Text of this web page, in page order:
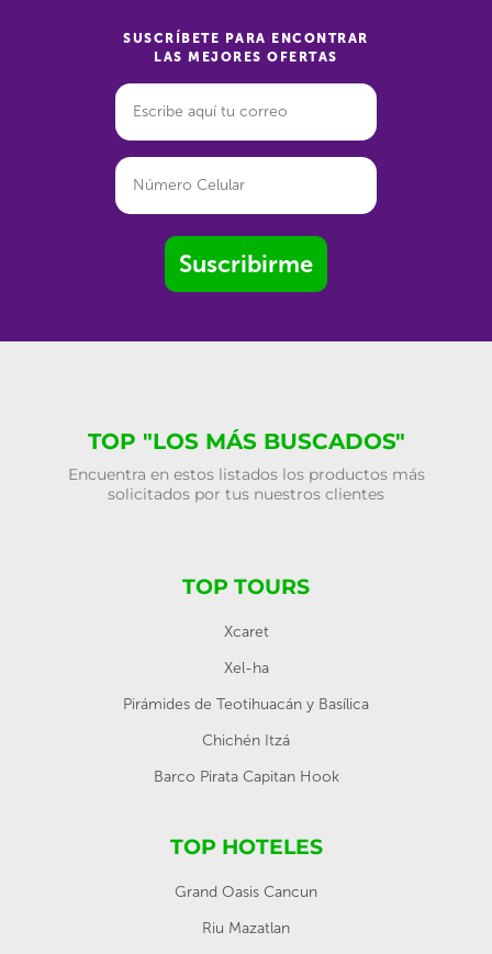
SUSCRÍBETE PARA ENCONTRAR
LAS MEJORES OFERTAS
Suscribirme
TOP "LOS MÁS BUSCADOS"
Encuentra en estos listados los productos más
solicitados por tus nuestros clientes
TOP TOURS
Xcaret
Xel-ha
Pirámides de Teotihuacán y Basílica
Chichén Itzá
Barco Pirata Capitan Hook
TOP HOTELES
Grand Oasis Cancun
Riu Mazatlan